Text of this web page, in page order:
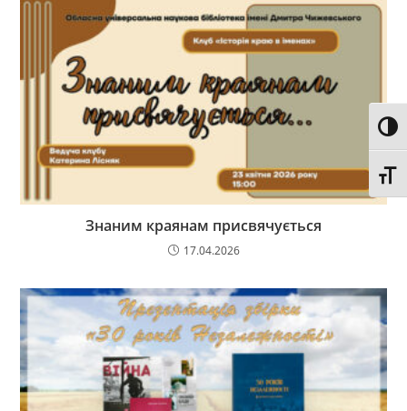
Знаним краянам присвячується
17.04.2026